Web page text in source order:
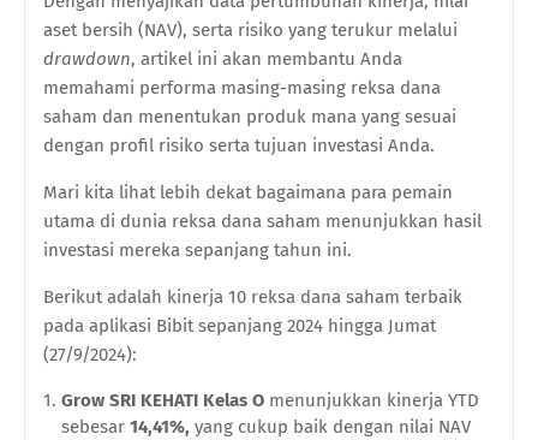
aset bersih (NAV), serta risiko yang terukur melalui
drawdown, artikel ini akan membantu Anda
memahami performa masing-masing reksa dana
saham dan menentukan produk mana yang sesuai
dengan profil risiko serta tujuan investasi Anda.
Mari kita lihat lebih dekat bagaimana para pemain
utama di dunia reksa dana saham menunjukkan hasil
investasi mereka sepanjang tahun ini.
Berikut adalah kinerja 10 reksa dana saham terbaik
pada aplikasi Bibit sepanjang 2024 hingga Jumat
(27/9/2024):
Grow SRI KEHATI Kelas O menunjukkan kinerja YTD
sebesar 14,41%, yang cukup baik dengan nilai NAV